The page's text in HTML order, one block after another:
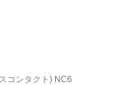
コンタクト) NC6